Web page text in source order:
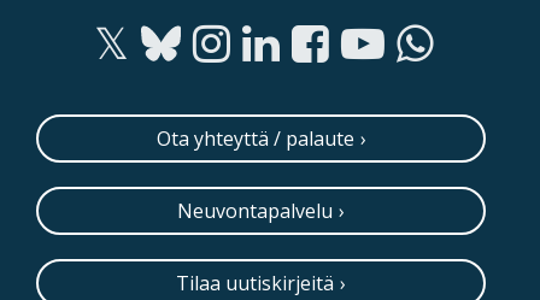
Ota yhteyttä / palaute
Neuvontapalvelu
Tilaa uutiskirjeitä